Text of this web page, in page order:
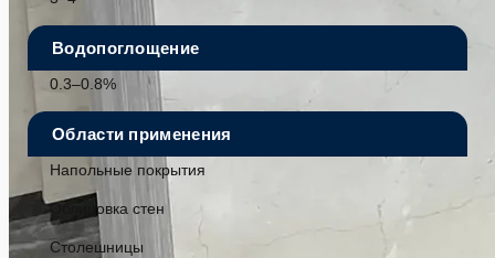
Водопоглощение
0.3–0.8%
Области применения
Напольные покрытия
Облицовка стен
Столешницы